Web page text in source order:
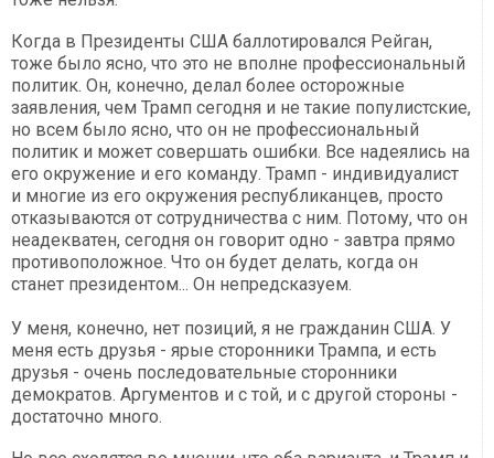
Когда в Президенты США баллотировался Рейган,
тоже было ясно, что это не вполне профессиональный
политик. Он, конечно, делал более осторожные
заявления, чем Трамп сегодня и не такие популистские,
но всем было ясно, что он не профессиональный
политик и может совершать ошибки. Все надеялись на
его окружение и его команду. Трамп - индивидуалист
и многие из его окружения республиканцев, просто
отказываются от сотрудничества с ним. Потому, что он
неадекватен, сегодня он говорит одно - завтра прямо
противоположное. Что он будет делать, когда он
станет президентом... Он непредсказуем.
У меня, конечно, нет позиций, я не гражданин США. У
меня есть друзья - ярые сторонники Трампа, и есть
друзья - очень последовательные сторонники
демократов. Аргументов и с той, и с другой стороны -
достаточно много.